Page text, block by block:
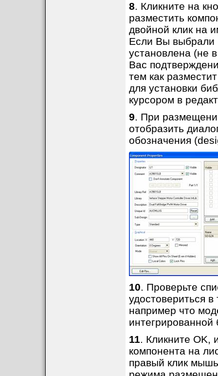
8. Кликните на
разместить
двойной клик на
Если Вы выбрали
установлена (не
Вас
тем как
для установки
курсором в
9. При
отобразить
обозначения
10. Проверьте
удостовериться
например что
интегрированной
11. Кликните OK,
компонента на
правый клик